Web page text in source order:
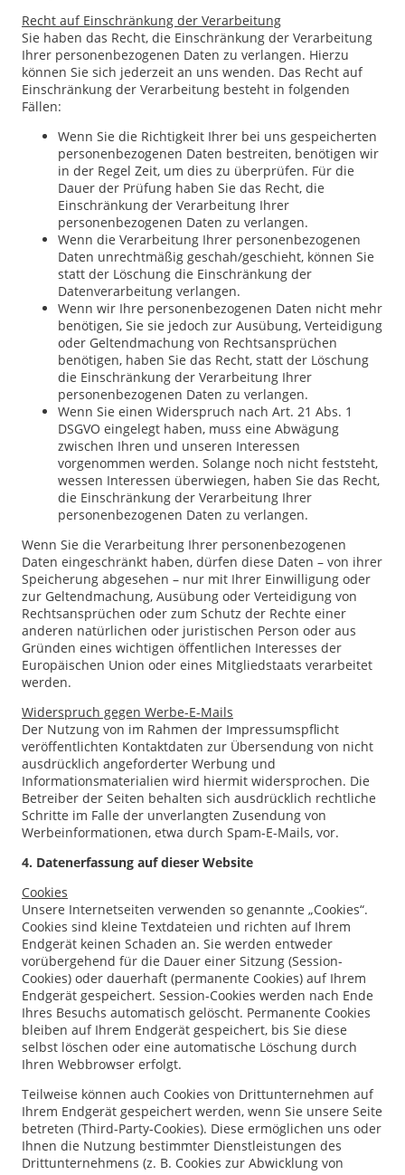
Recht auf Einschränkung der Verarbeitung
Sie haben das Recht, die Einschränkung der Verarbeitung
Ihrer personenbezogenen Daten zu verlangen. Hierzu
können Sie sich jederzeit an uns wenden. Das Recht auf
Einschränkung der Verarbeitung besteht in folgenden
Fällen:
Wenn Sie die Richtigkeit Ihrer bei uns gespeicherten
personenbezogenen Daten bestreiten, benötigen wir
in der Regel Zeit, um dies zu überprüfen. Für die
Dauer der Prüfung haben Sie das Recht, die
Einschränkung der Verarbeitung Ihrer
personenbezogenen Daten zu verlangen.
Wenn die Verarbeitung Ihrer personenbezogenen
Daten unrechtmäßig geschah/geschieht, können Sie
statt der Löschung die Einschränkung der
Datenverarbeitung verlangen.
Wenn wir Ihre personenbezogenen Daten nicht mehr
benötigen, Sie sie jedoch zur Ausübung, Verteidigung
oder Geltendmachung von Rechtsansprüchen
benötigen, haben Sie das Recht, statt der Löschung
die Einschränkung der Verarbeitung Ihrer
personenbezogenen Daten zu verlangen.
Wenn Sie einen Widerspruch nach Art. 21 Abs. 1
DSGVO eingelegt haben, muss eine Abwägung
zwischen Ihren und unseren Interessen
vorgenommen werden. Solange noch nicht feststeht,
wessen Interessen überwiegen, haben Sie das Recht,
die Einschränkung der Verarbeitung Ihrer
personenbezogenen Daten zu verlangen.
Wenn Sie die Verarbeitung Ihrer personenbezogenen
Daten eingeschränkt haben, dürfen diese Daten – von ihrer
Speicherung abgesehen – nur mit Ihrer Einwilligung oder
zur Geltendmachung, Ausübung oder Verteidigung von
Rechtsansprüchen oder zum Schutz der Rechte einer
anderen natürlichen oder juristischen Person oder aus
Gründen eines wichtigen öffentlichen Interesses der
Europäischen Union oder eines Mitgliedstaats verarbeitet
werden.
Widerspruch gegen Werbe-E-Mails
Der Nutzung von im Rahmen der Impressumspflicht
veröffentlichten Kontaktdaten zur Übersendung von nicht
ausdrücklich angeforderter Werbung und
Informationsmaterialien wird hiermit widersprochen. Die
Betreiber der Seiten behalten sich ausdrücklich rechtliche
Schritte im Falle der unverlangten Zusendung von
Werbeinformationen, etwa durch Spam-E-Mails, vor.
4. Datenerfassung auf dieser Website
Cookies
Unsere Internetseiten verwenden so genannte „Cookies“.
Cookies sind kleine Textdateien und richten auf Ihrem
Endgerät keinen Schaden an. Sie werden entweder
vorübergehend für die Dauer einer Sitzung (Session-
Cookies) oder dauerhaft (permanente Cookies) auf Ihrem
Endgerät gespeichert. Session-Cookies werden nach Ende
Ihres Besuchs automatisch gelöscht. Permanente Cookies
bleiben auf Ihrem Endgerät gespeichert, bis Sie diese
selbst löschen oder eine automatische Löschung durch
Ihren Webbrowser erfolgt.
Teilweise können auch Cookies von Drittunternehmen auf
Ihrem Endgerät gespeichert werden, wenn Sie unsere Seite
betreten (Third-Party-Cookies). Diese ermöglichen uns oder
Ihnen die Nutzung bestimmter Dienstleistungen des
Drittunternehmens (z. B. Cookies zur Abwicklung von